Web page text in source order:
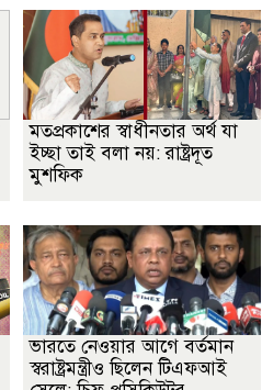
মতপ্রকাশের স্বাধীনতার অর্থ যা
ইচ্ছা তাই বলা নয়: রাষ্ট্রদূত
মুশফিক
ভারতে নেওয়ার আগে বর্তমান
স্বরাষ্ট্রমন্ত্রীও ছিলেন টিএফআই